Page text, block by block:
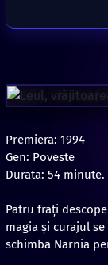
de Clive Staple
Premiera: 1994
Gen: Poveste
Durata: 54 minute.
Patru frați
magia și curajul
schimba Narnia